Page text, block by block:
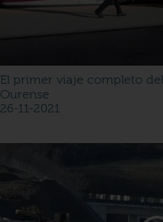
El primer viaje completo
Ourense
26-11-2021